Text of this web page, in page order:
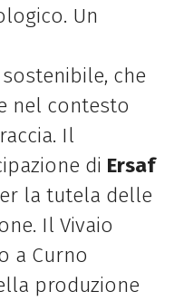
Un
che
nel contesto
Il
di Ersaf
la tutela delle
Il Vivaio
a Curno
produzione